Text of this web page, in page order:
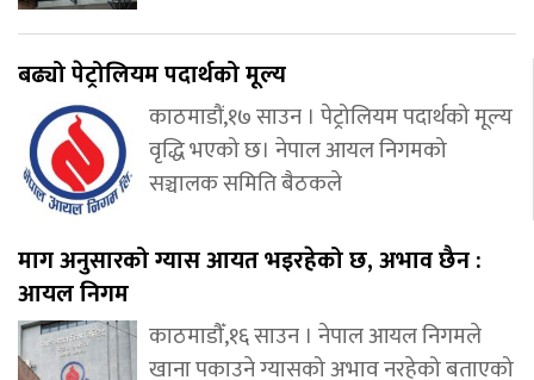
बढ्यो पेट्रोलियम पदार्थको मूल्य
काठमाडौं,१७ साउन । पेट्रोलियम पदार्थको मूल्य
वृद्धि भएको छ। नेपाल आयल निगमको
सञ्चालक समिति बैठकले
माग अनुसारको ग्यास आयत भइरहेको छ, अभाव छैन :
आयल निगम
काठमाडौँ,१६ साउन । नेपाल आयल निगमले
खाना पकाउने ग्यासको अभाव नरहेको बताएको